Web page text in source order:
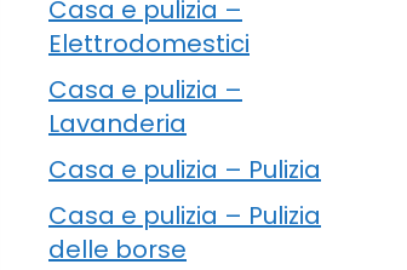
Casa e pulizia –
Elettrodomestici
Casa e pulizia –
Lavanderia
Casa e pulizia – Pulizia
Casa e pulizia – Pulizia
delle borse